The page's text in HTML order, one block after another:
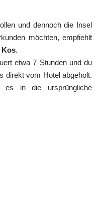
und dennoch die Insel
möchten, empfiehlt
Kos.
etwa 7 Stunden und du
direkt vom Hotel abgeholt.
es in die ursprüngliche